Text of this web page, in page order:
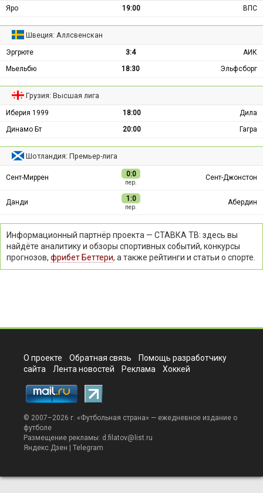
Яро 19:00 ВПС
Швеция: Аллсвенскан
Эргрюте 3:4
АИК
Мьельбю
18:30 Эльфсборг
Грузия: Высшая лига
Иберия 1999 18:00
Дила
Динамо Бт
20:00 Гагра
Шотландия: Премьер-лига
Сент-Миррен 0:0
пер.
Сент-Джонстон
Данди 1:0
пер.
Абердин
Информационный партнёр проекта — СТАВКА ТВ: здесь вы
найдёте аналитику и обзоры спортивных событий, конкурсы
прогнозов, фрибет Беттери, а также рейтинги и статьи о спорте.
О проекте Обратная связь
Помощь разработчику
сайта
Лента новостей Реклама Хоккей
© 2007–2026 г. «Футбольная страна» — ежедневное издание о
футболе
Размещение рекламы: d.filatov@list.ru
Яндекс.Дзен
Telegram